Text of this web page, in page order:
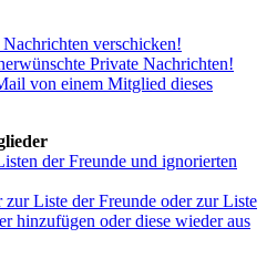
verschicken!
Private Nachrichten!
von einem Mitglied dieses
der Freunde und ignorierten
Liste der Freunde oder zur Liste
hinzufügen oder diese wieder aus